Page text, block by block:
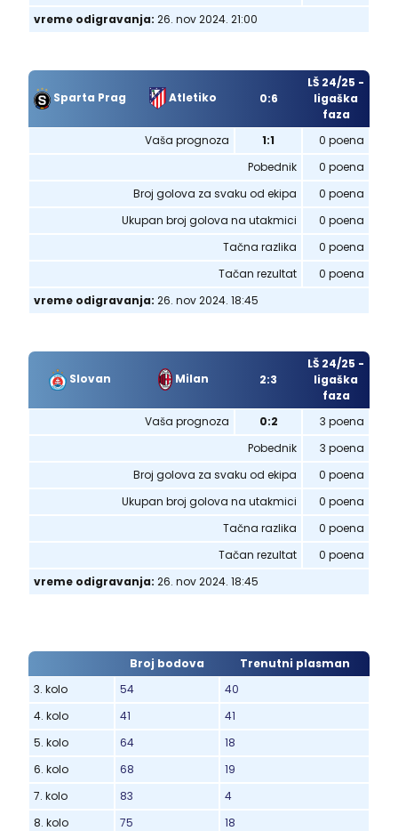
vreme odigravanja: 26. nov 2024. 21:00
Sparta Prag Atletiko 0:6
LŠ 24/25 -
ligaška
faza
Vaša prognoza
1:1
0 poena
Pobednik
0 poena
Broj golova za svaku od ekipa
0 poena
Ukupan broj golova na utakmici
0 poena
Tačna razlika
0 poena
Tačan rezultat
0 poena
vreme odigravanja: 26. nov 2024. 18:45
Slovan Milan 2:3
LŠ 24/25 -
ligaška
faza
Vaša prognoza
0:2
3 poena
Pobednik
3 poena
Broj golova za svaku od ekipa
0 poena
Ukupan broj golova na utakmici
0 poena
Tačna razlika
0 poena
Tačan rezultat
0 poena
vreme odigravanja: 26. nov 2024. 18:45
Broj bodova
Trenutni plasman
3. kolo
54
40
4. kolo
41
41
5. kolo
64
18
6. kolo
68
19
7. kolo
83
4
8. kolo
75
18